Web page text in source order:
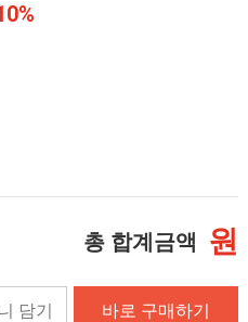
총 합계금액 원
담기 바로 구매하기